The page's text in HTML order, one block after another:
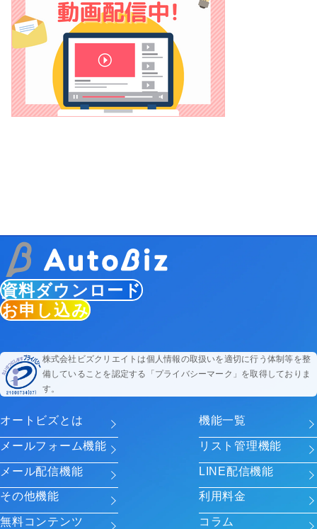
資料ダウンロード
お申し込み
株式会社ビズクリエイトは個人情報の取扱いを適切に行う体制等を整
備していることを認定する「プライバシーマーク」を取得しておりま
す。
オートビズとは 機能一覧
メールフォーム機能 リスト管理機能
メール配信機能 LINE配信機能
その他機能 利用料金
無料コンテンツ コラム